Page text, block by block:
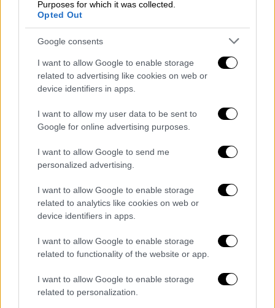
Purposes for which it was collected.
Opted Out
Google consents
I want to allow Google to enable storage
related to advertising like cookies on web or
device identifiers in apps.
I want to allow my user data to be sent to
Google for online advertising purposes.
I want to allow Google to send me
personalized advertising.
I want to allow Google to enable storage
related to analytics like cookies on web or
device identifiers in apps.
I want to allow Google to enable storage
related to functionality of the website or app.
I want to allow Google to enable storage
related to personalization.
ο γενικός διευθυντής του ΙΕΛΚΑ Λευτέρης
Κιοσσές.
Το ωράριο των καταστημάτων
Δευτέρα 23 Δεκεμβρίου 09:00-21:00
Τρίτη 24 Δεκεμβρίου 09:00-21:00
Πέμπτη 26 Δεκεμβρίου ΑΡΓΙΑ
Παρασκευή 27 Δεκεμβρίου 09:00-21:00
Σάββατο 28 Δεκεμβρίου 09:00-21:00
Κυριακή 29 Δεκεμβρίου 11:00-18:00
Δευτέρα 30 Δεκεμβρίου 09:00-21:00
Τρίτη 31 Δεκεμβρίου 09:00-18:00
Τετάρτη 1 Ιανουαρίου ΑΡΓΙΑ
Αναχωρούν οι εκδρομείς
Από τα διόδια των εθνικών οδών Αθηνών
Κορίνθου και Αθηνών Λαμίας από το